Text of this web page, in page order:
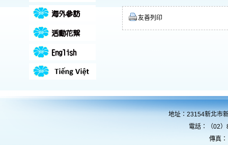
友善列印
地址：23154新北市
電話：（02
傳真